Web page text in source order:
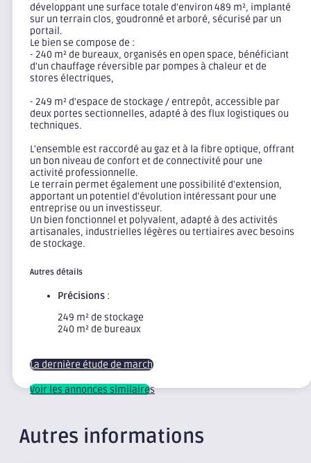
développant une surface totale d'environ 489 m², implanté
sur un terrain clos, goudronné et arboré, sécurisé par un
portail.
Le bien se compose de :
- 240 m² de bureaux, organisés en open space, bénéficiant
d'un chauffage réversible par pompes à chaleur et de
stores électriques,
- 249 m² d'espace de stockage / entrepôt, accessible par
deux portes sectionnelles, adapté à des flux logistiques ou
techniques.
L'ensemble est raccordé au gaz et à la fibre optique, offrant
un bon niveau de confort et de connectivité pour une
activité professionnelle.
Le terrain permet également une possibilité d'extension,
apportant un potentiel d'évolution intéressant pour une
entreprise ou un investisseur.
Un bien fonctionnel et polyvalent, adapté à des activités
artisanales, industrielles légères ou tertiaires avec besoins
de stockage.
Autres détails
Précisions :
249 m² de stockage
240 m² de bureaux
La dernière étude de marché
Voir les annonces similaires
Autres informations